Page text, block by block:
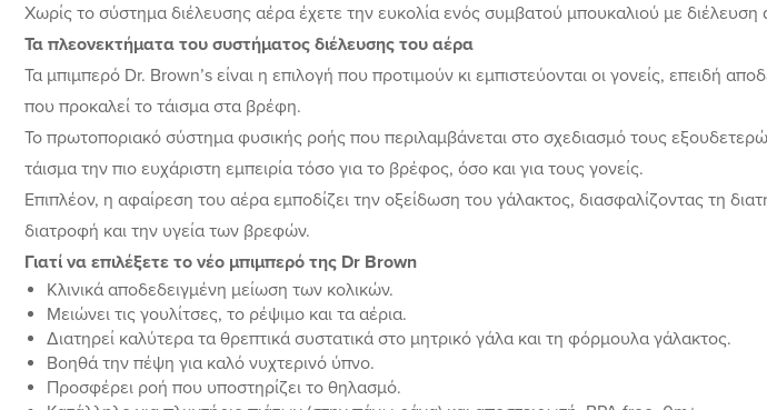
Χωρίς το σύστημα διέλευσης αέρα έχετε την ευκολία ενός συμβατού μπουκαλιού με
Τα πλεονεκτήματα του συστήματος διέλευσης του αέρα
Τα μπιμπερό Dr. Brown’s είναι η επιλογή που προτιμούν κι εμπιστεύονται οι γονείς, επειδή
που προκαλεί το τάισμα στα βρέφη.
Το πρωτοποριακό σύστημα φυσικής ροής που περιλαμβάνεται στο σχεδιασμό τους
τάισμα την πιο ευχάριστη εμπειρία τόσο για το βρέφος, όσο και για τους γονείς.
Επιπλέον, η αφαίρεση του αέρα εμποδίζει την οξείδωση του γάλακτος, διασφαλίζοντας τη
διατροφή και την υγεία των βρεφών.
Γιατί να επιλέξετε το νέο μπιμπερό της Dr Brown
Κλινικά αποδεδειγμένη μείωση των κολικών.
Μειώνει τις γουλίτσες, το ρέψιμο και τα αέρια.
Διατηρεί καλύτερα τα θρεπτικά συστατικά στο μητρικό γάλα και τη φόρμουλα γάλακτος.
Βοηθά την πέψη για καλό νυχτερινό ύπνο.
Προσφέρει ροή που υποστηρίζει το θηλασμό.